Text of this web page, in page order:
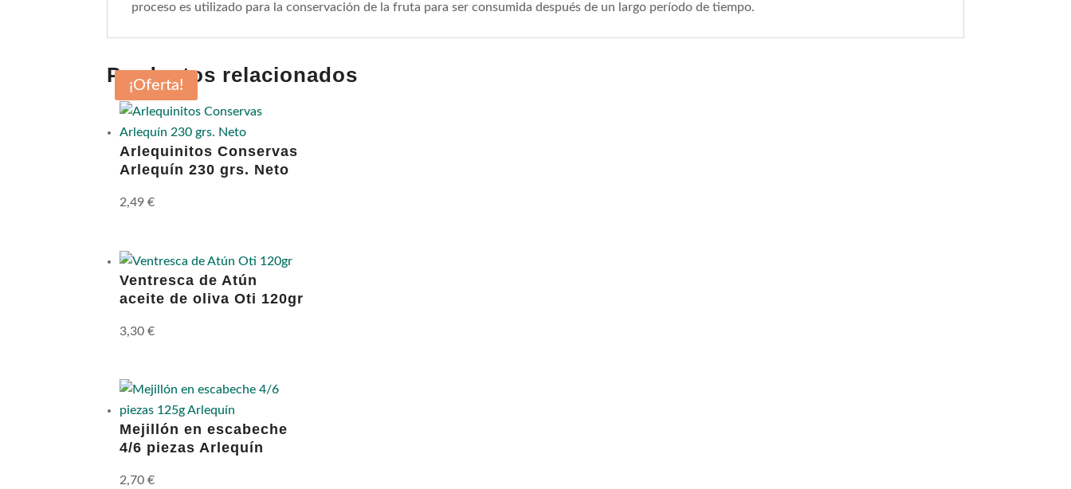
proceso es utilizado para la conservación de la fruta para ser consumida después de un largo período de tiempo.
Productos relacionados
Arlequinitos Conservas
Arlequín 230 grs. Neto
2,49€
Ventresca de Atún
aceite de oliva Oti 120gr
3,30€
Mejillón en escabeche
4/6 piezas Arlequín
2,70€
¡Oferta!